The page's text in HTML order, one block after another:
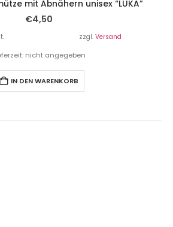
mit Abnähern unisex “LUKA”
€4,50
zzgl. Versand
nicht angegeben
IN DEN WARENKORB